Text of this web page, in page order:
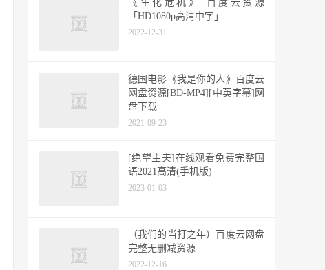
《生化危机》-百度云资源
「HD1080p高清中字」
2022-12-31
德国电影《我是你的人》百度云
网盘资源[BD-MP4][中英字幕]网
盘下载
2021-09-23
[绝望主夫]在线观看免费完整国
语2021高清(手机版)
2023-01-03
（我们的当打之年）百度云网盘
完整无删减资源
2022-12-16